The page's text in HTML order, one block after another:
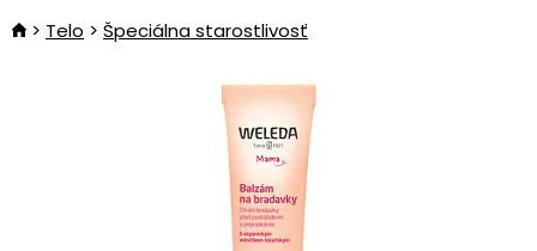
Telo Špeciálna starostlivosť